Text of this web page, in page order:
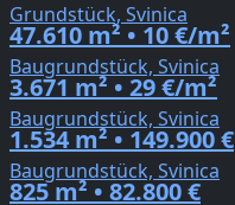
Grundstück, Svinica
47.610 m² • 10 €/m²
Baugrundstück, Svinica
3.671 m² • 29 €/m²
Baugrundstück, Svinica
1.534 m² • 149.900 €
Baugrundstück, Svinica
825 m² • 82.800 €